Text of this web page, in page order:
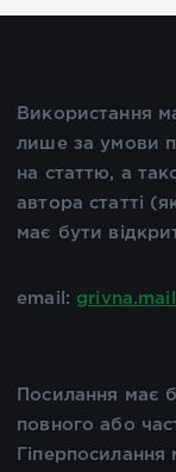
Використання
лише за умови
на статтю, а
автора статті
має бути
email:
Посилання має
повного або